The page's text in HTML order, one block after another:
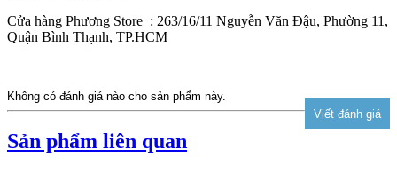
Cửa hàng Phương Store : 263/16/11 Nguyễn Văn Đậu, Phường 11,
Quận Bình Thạnh, TP.HCM
Không có đánh giá nào cho sản phẩm này.
Sản phẩm liên quan